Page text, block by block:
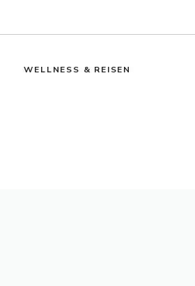
WELLNESS & REISEN